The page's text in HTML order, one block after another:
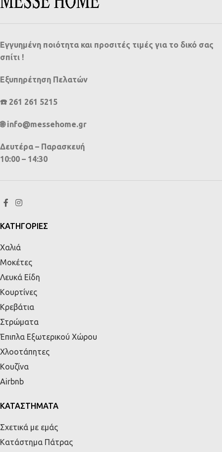
Εγγυημένη ποιότητα και προσιτές τιμές για το δικό σας
σπίτι !
Εξυπηρέτηση Πελατών
☎️ 261 261 5215
🌐 info@messehome.gr
Δευτέρα – Παρασκευή
10:00 – 14:30
ΚΑΤΗΓΟΡΙΕΣ
Χαλιά
Μοκέτες
Λευκά Είδη
Κουρτίνες
Κρεβάτια
Στρώματα
Έπιπλα Εξωτερικού Χώρου
Χλοοτάπητες
Κουζίνα
Airbnb
ΚΑΤΑΣΤΗΜΑΤΑ
Σχετικά με εμάς
Κατάστημα Πάτρας